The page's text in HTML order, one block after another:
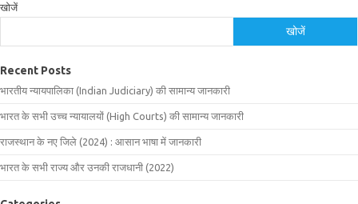
खोजें
खोजें
Recent Posts
भारतीय न्यायपालिका (Indian Judiciary) की सामान्य जानकारी
भारत के सभी उच्च न्यायालयों (High Courts) की सामान्य जानकारी
राजस्थान के नए जिले (2024) : आसान भाषा में जानकारी
भारत के सभी राज्य और उनकी राजधानी (2022)